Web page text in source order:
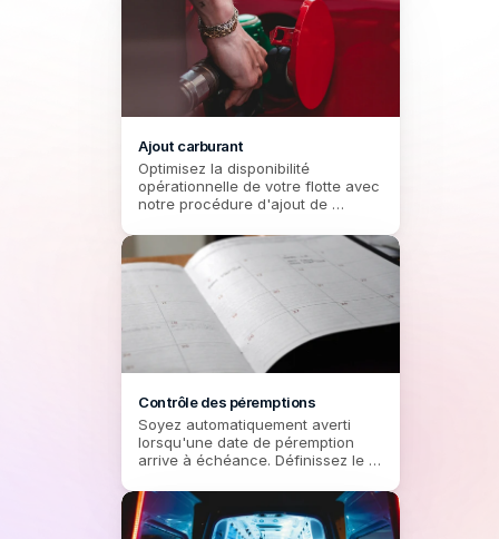
Ajout carburant
Optimisez la disponibilité
opérationnelle de votre flotte avec
notre procédure d'ajout de
gestion efficace des ressources
pour les ambulanciers en mission.
Contrôle des péremptions
Soyez automatiquement averti
lorsqu'une date de péremption
arrive à échéance. Définissez le
Positionnez les dates de vos kits
médicaux et de tout matériel
périssable, quel que soit le